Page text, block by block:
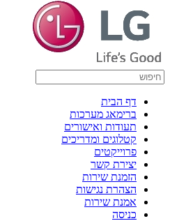
דף הבית
ברימאג מערכות
תעודות ואישורים
קטלוגים ומדריכים
פרוייקטים
יצירת קשר
הזמנת שירות
הצהרת נגישות
אמנת שירות
כניסה